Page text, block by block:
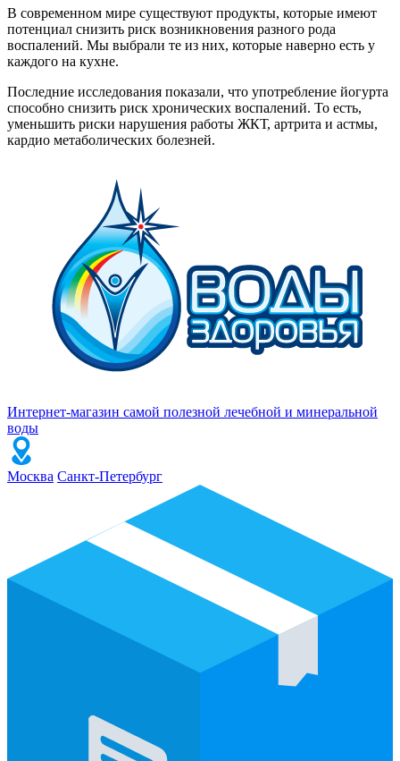
В современном мире существуют продукты, которые имеют
потенциал снизить риск возникновения разного рода
воспалений. Мы выбрали те из них, которые наверно есть у
каждого на кухне.
Последние исследования показали, что употребление йогурта
способно снизить риск хронических воспалений. То есть,
уменьшить риски нарушения работы ЖКТ, артрита и астмы,
кардио метаболических болезней.
Интернет-магазин самой полезной лечебной и минеральной
воды
Москва Санкт-Петербург